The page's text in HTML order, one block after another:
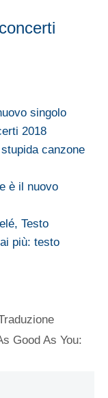
singolo
2018
canzone
è il nuovo
Testo
più: testo
Good As You: